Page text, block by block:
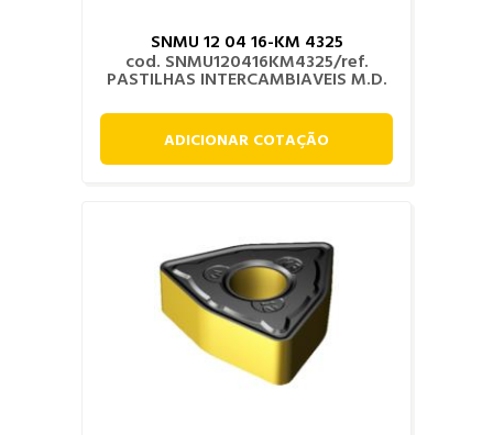
SNMU 12 04 16-KM 4325
cod. SNMU120416KM4325/ref.
PASTILHAS INTERCAMBIAVEIS M.D.
ADICIONAR COTAÇÃO